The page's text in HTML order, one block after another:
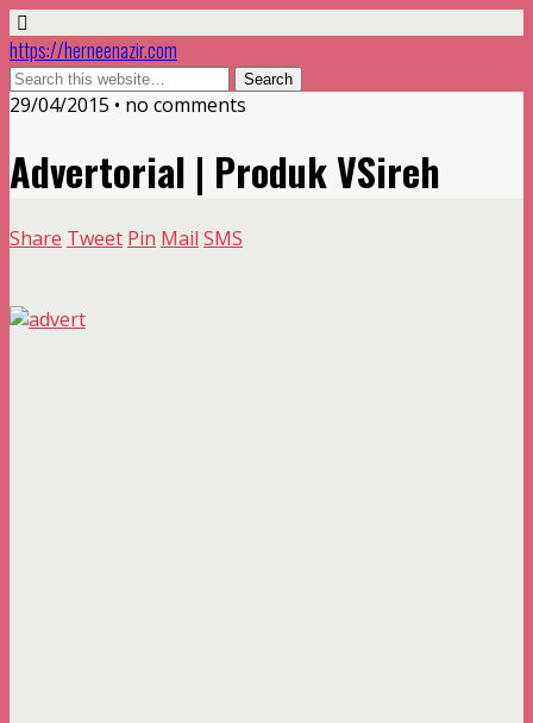
https://herneenazir.com
29/04/2015 • no comments
Advertorial | Produk VSireh
Share Tweet Pin Mail SMS